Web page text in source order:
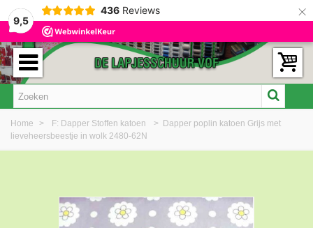
9,5
436 Reviews ×
Home > F: Dapper Stoffen katoen > Dapper poplin katoen Grijs met
lieveheersbeestje in wolk 2480-62N